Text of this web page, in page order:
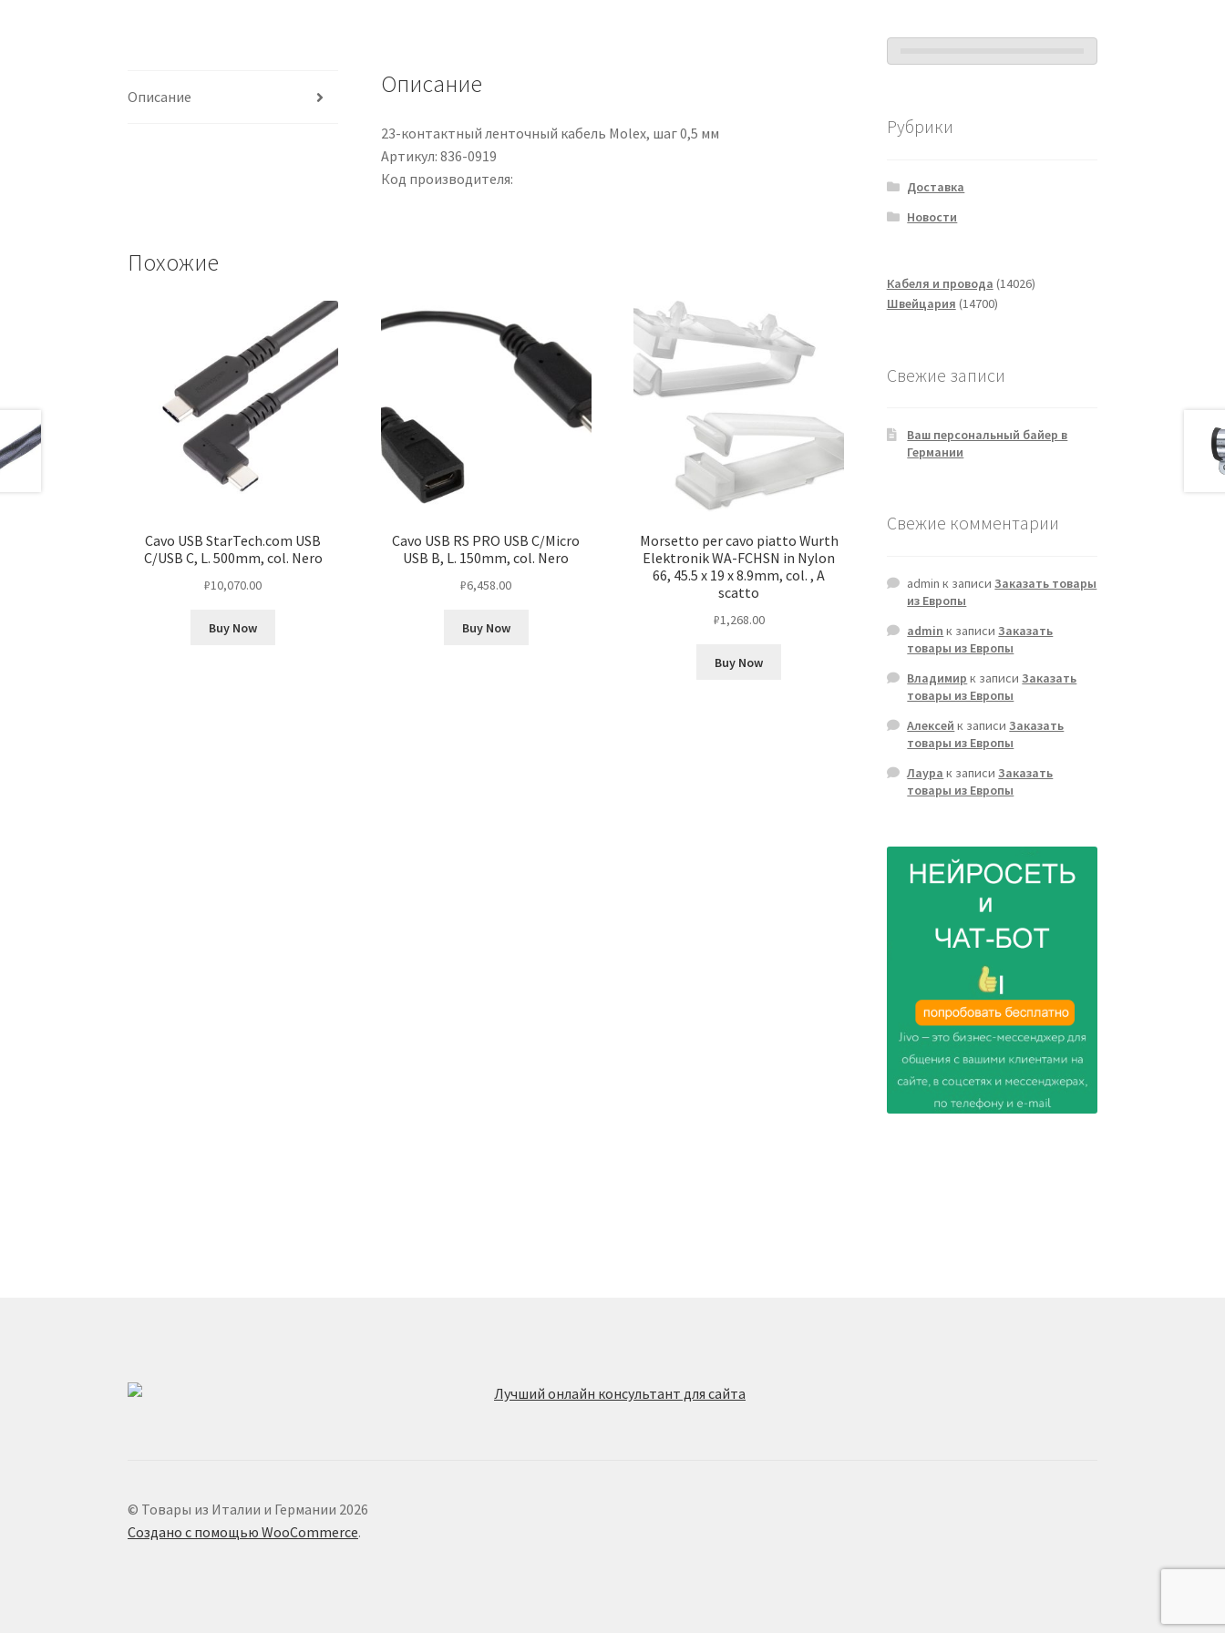
6
10
AWG,
V,
Описание Описание
23-контактный ленточный кабель Molex, шаг 0,5 мм
Артикул: 836-0919
Код производителя:
Похожие
Cavo USB StarTech.com USB
C/USB C, L. 500mm, col. Nero
₽10,070.00
Buy Now
Cavo USB RS PRO USB C/Micro
USB B, L. 150mm, col. Nero
₽6,458.00
Buy Now
Morsetto per cavo piatto Wurth
Elektronik WA-FCHSN in Nylon
66, 45.5 x 19 x 8.9mm, col. , A
scatto
₽1,268.00
Buy Now
Рубрики
Доставка
Новости
Кабеля и провода 1402614026
Швейцария 1470014700
Свежие записи
Ваш персональный байер в
Германии
Свежие комментарии
admin к записиЗаказать товары
из Европы
admin к записиЗаказать
товары из Европы
Владимир к записиЗаказать
товары из Европы
Алексей к записиЗаказать
товары из Европы
Лаура к записиЗаказать
товары из Европы
© Товары из Италии и Германии 2026
Создано с помощью WooCommerce.